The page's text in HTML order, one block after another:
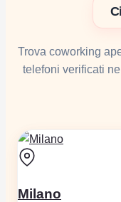
Trova coworking
telefoni verificati
Milano